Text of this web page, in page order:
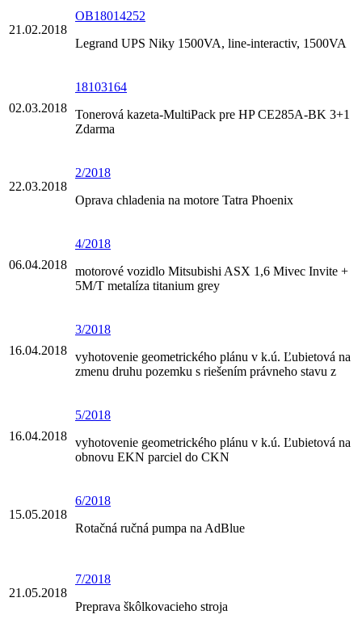
21.02.2018
OB18014252
Legrand UPS Niky 1500VA, line-interactiv, 1500VA
02.03.2018
18103164
Tonerová kazeta-MultiPack pre HP CE285A-BK 3+1
Zdarma
22.03.2018
2/2018
Oprava chladenia na motore Tatra Phoenix
06.04.2018
4/2018
motorové vozidlo Mitsubishi ASX 1,6 Mivec Invite +
5M/T metalíza titanium grey
16.04.2018
3/2018
vyhotovenie geometrického plánu v k.ú. Ľubietová na
zmenu druhu pozemku s riešením právneho stavu z
16.04.2018
5/2018
vyhotovenie geometrického plánu v k.ú. Ľubietová na
obnovu EKN parciel do CKN
15.05.2018
6/2018
Rotačná ručná pumpa na AdBlue
21.05.2018
7/2018
Preprava škôlkovacieho stroja